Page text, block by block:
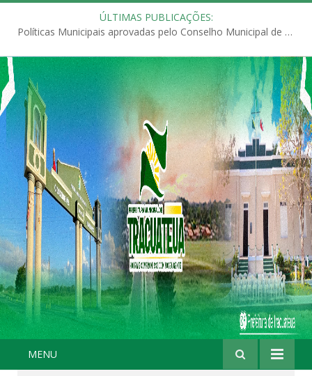
ÚLTIMAS PUBLICAÇÕES:
Políticas Municipais aprovadas pelo Conselho Municipal de Educação (CME)
MENU